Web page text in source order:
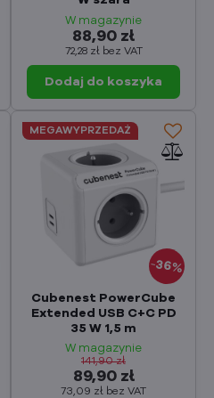
W magazynie
88,90 zł
72,28 zł bez VAT
Dodaj do koszyka
36%
MEGAWYPRZEDAŻ
Cubenest PowerCube
Extended USB C+C PD
35 W 1,5 m
W magazynie
89,90 zł
73,09 zł bez VAT
141,90 zł